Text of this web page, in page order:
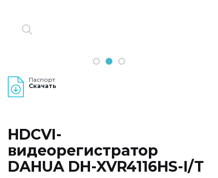
1 2 3
Паспорт
Скачать
HDCVI-
видеорегистратор
DAHUA DH-XVR4116HS-I/T